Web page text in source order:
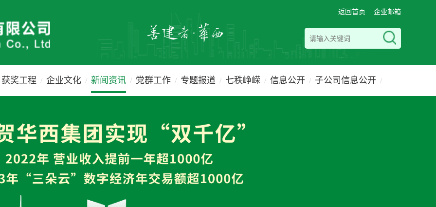
返回首页 企业邮箱
获奖工程 / 企业文化 / 新闻资讯 / 党群工作 / 专题报道 / 七秩峥嵘 / 信息公开 / 子公司信息公开 /